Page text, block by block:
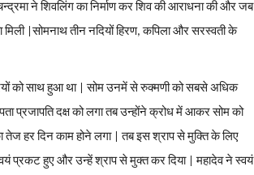
ने शिवलिंग का निर्माण कर शिव की आराधना की और जब
मिली|सोमनाथ तीन नदियों हिरण,कपिला और सरस्वती के
को साथ हुआ था|सोम उनमें से रुक्मणी को सबसे अधिक
पता प्रजापति दक्ष को लगा तब उन्होंने क्रोध में आकर सोम को
तेज हर दिन काम होने लगा|तब इस श्राप से मुक्ति के लिए
प्रकट हुए और उन्हें श्राप से मुक्त कर दिया|महादेव ने स्वयं